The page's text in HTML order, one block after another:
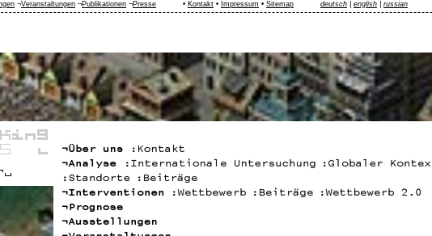
¬Veranstaltungen ¬Publikationen ¬Presse • Kontakt • Impressum • Sitemap deutsch english russian